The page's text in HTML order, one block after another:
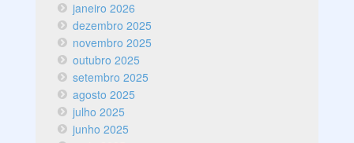
janeiro 2026
dezembro 2025
novembro 2025
outubro 2025
setembro 2025
agosto 2025
julho 2025
junho 2025